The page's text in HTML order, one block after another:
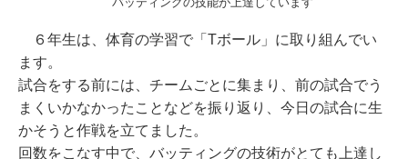
６年生は、体育の学習で「Tボール」に取り組んでい
ます。
試合をする前には、チームごとに集まり、前の試合でう
まくいかなかったことなどを振り返り、今日の試合に生
かそうと作戦を立てました。
回数をこなす中で、バッティングの技術がとても上達し